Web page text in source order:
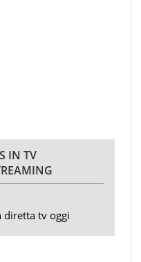
IN TV
diretta tv oggi